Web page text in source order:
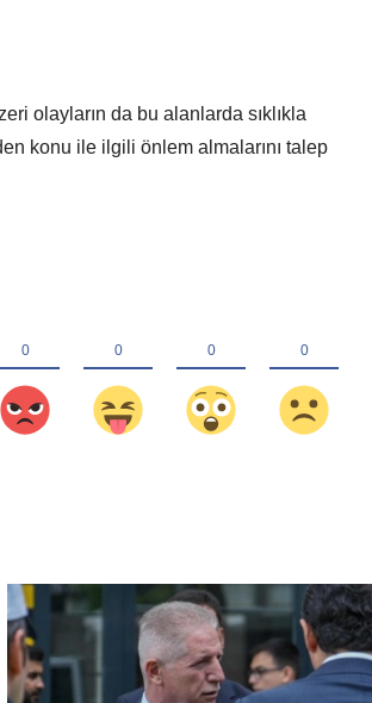
olayların da bu alanlarda sıklıkla
konu ile ilgili önlem almalarını talep